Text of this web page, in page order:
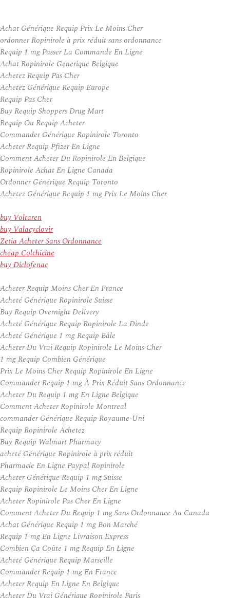
Achat Générique Requip Prix Le Moins Cher
ordonner Ropinirole à prix réduit sans ordonnance
Requip 1 mg Passer La Commande En Ligne
Achat Ropinirole Generique Belgique
Achetez Requip Pas Cher
Achetez Générique Requip Europe
Requip Pas Cher
Buy Requip Shoppers Drug Mart
Requip Ou Requip Acheter
Commander Générique Ropinirole Toronto
Acheter Requip Pfizer En Ligne
Comment Acheter Du Ropinirole En Belgique
Ropinirole Achat En Ligne Canada
Ordonner Générique Requip Toronto
Achetez Générique Requip 1 mg Prix Le Moins Cher
buy Voltaren
buy Valacyclovir
Zetia Acheter Sans Ordonnance
cheap Colchicine
buy Diclofenac
Acheter Requip Moins Cher En France
Acheté Générique Ropinirole Suisse
Buy Requip Overnight Delivery
Acheté Générique Requip Ropinirole La Dinde
Acheté Générique 1 mg Requip Bâle
Acheter Du Vrai Requip Ropinirole Le Moins Cher
1 mg Requip Combien Générique
Prix Le Moins Cher Requip Ropinirole En Ligne
Commander Requip 1 mg À Prix Réduit Sans Ordonnance
Acheter Du Requip 1 mg En Ligne Belgique
Comment Acheter Ropinirole Montreal
commander Générique Requip Royaume-Uni
Requip Ropinirole Achetez
Buy Requip Walmart Pharmacy
acheté Générique Ropinirole à prix réduit
Pharmacie En Ligne Paypal Ropinirole
Acheter Générique Requip 1 mg Suisse
Requip Ropinirole Le Moins Cher En Ligne
Acheter Ropinirole Pas Cher En Ligne
Comment Acheter Du Requip 1 mg Sans Ordonnance Au Canada
Achat Générique Requip 1 mg Bon Marché
Requip 1 mg En Ligne Livraison Express
Combien Ça Coûte 1 mg Requip En Ligne
Acheté Générique Requip Marseille
Commander Requip 1 mg En France
Acheter Requip En Ligne En Belgique